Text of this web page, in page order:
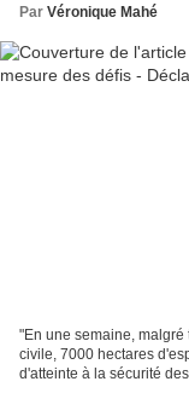
Par Véronique Mahé
"En une semaine, malgré
civile, 7000 hectares
d'atteinte à la sécurité